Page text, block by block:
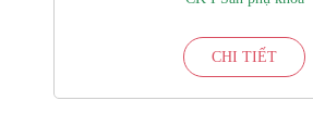
CHI TIẾT